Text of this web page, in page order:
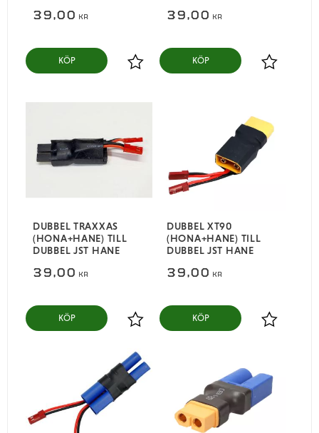
39,00 KR
Lägg till i favoriter
KÖP
39,00 KR
Lägg till i
KÖP
DUBBEL TRAXXAS
(HONA+HANE) TILL
DUBBEL JST HANE
39,00 KR
Lägg till i favoriter
KÖP
DUBBEL XT90
(HONA+HANE) TILL
DUBBEL JST HANE
39,00 KR
Lägg till i
KÖP